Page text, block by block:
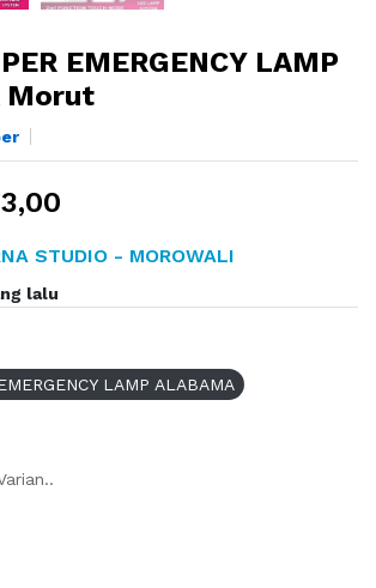
EMERGENCY LAMP
Morut
STUDIO - MOROWALI
lalu
LAMP ALABAMA